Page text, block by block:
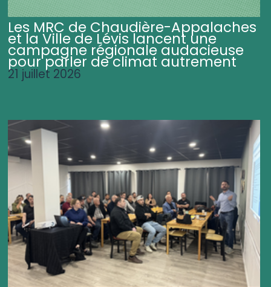
Les MRC de Chaudière-Appalaches
et la Ville de Lévis lancent une
campagne régionale audacieuse
pour parler de climat autrement
21 juillet 2026